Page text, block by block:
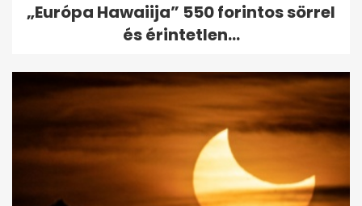
„Európa Hawaiija” 550 forintos sörrel
és érintetlen...